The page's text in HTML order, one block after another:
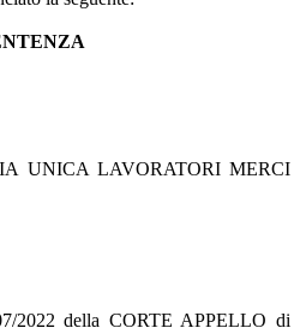
UNICA LAVORATORI MERCI
2022 della CORTE APPELLO di